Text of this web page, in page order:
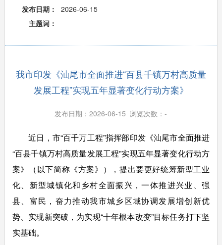
发布日期：
2026-06-15
主题词：
我市印发《汕尾市全面推进“百县千镇万村高质量
发展工程”实现五年显著变化行动方案》
发布日期：2026-06-15 浏览次数：-
近日，市“百千万工程”指挥部印发《汕尾市全面推进
“百县千镇万村高质量发展工程”实现五年显著变化行动方
案》（以下简称《方案》），提出要更好统筹新型工业
化、新型城镇化和乡村全面振兴，一体推进兴业、强
县、富民，奋力推动我市城乡区域协调发展增创新优
势、实现新突破，为实现“十年根本改变”目标任务打下坚
实基础。